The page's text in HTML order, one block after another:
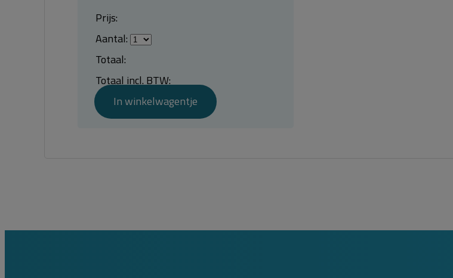
Prijs:
Aantal:
Totaal:
Totaal incl. BTW:
In winkelwagentje